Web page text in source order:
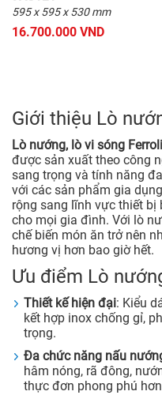
595 x 595 x 530 mm
16.700.000 VND
Giới thiệu Lò
Lò nướng, lò vi sóng Ferroli
được sản xuất theo công
sang trọng và tính năng
với các sản phẩm gia
rộng sang lĩnh vực thiết bị
cho mọi gia đình. Với lò
chế biến món ăn trở nên
hương vị hơn bao giờ hết.
Ưu điểm Lò
Thiết kế hiện đại: Kiểu
kết hợp inox chống gỉ,
trọng.
Đa chức năng nấu
hâm nóng, rã đông,
thực đơn phong phú